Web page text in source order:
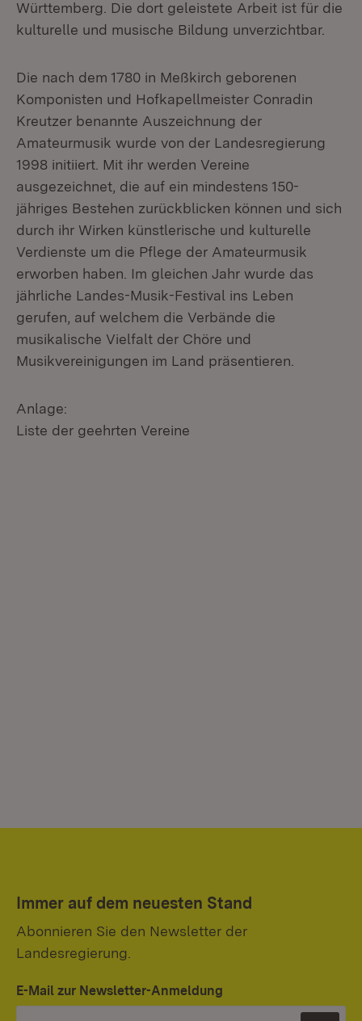
Württemberg. Die dort geleistete Arbeit ist für die
kulturelle und musische Bildung unverzichtbar.
Die nach dem 1780 in Meßkirch geborenen
Komponisten und Hofkapellmeister Conradin
Kreutzer benannte Auszeichnung der
Amateurmusik wurde von der Landesregierung
1998 initiiert. Mit ihr werden Vereine
ausgezeichnet, die auf ein mindestens 150-
jähriges Bestehen zurückblicken können und sich
durch ihr Wirken künstlerische und kulturelle
Verdienste um die Pflege der Amateurmusik
erworben haben. Im gleichen Jahr wurde das
jährliche Landes-Musik-Festival ins Leben
gerufen, auf welchem die Verbände die
musikalische Vielfalt der Chöre und
Musikvereinigungen im Land präsentieren.
Anlage:
Liste der geehrten Vereine
Immer auf dem neuesten Stand
Abonnieren Sie den Newsletter der
Landesregierung.
E-Mail zur Newsletter-Anmeldung